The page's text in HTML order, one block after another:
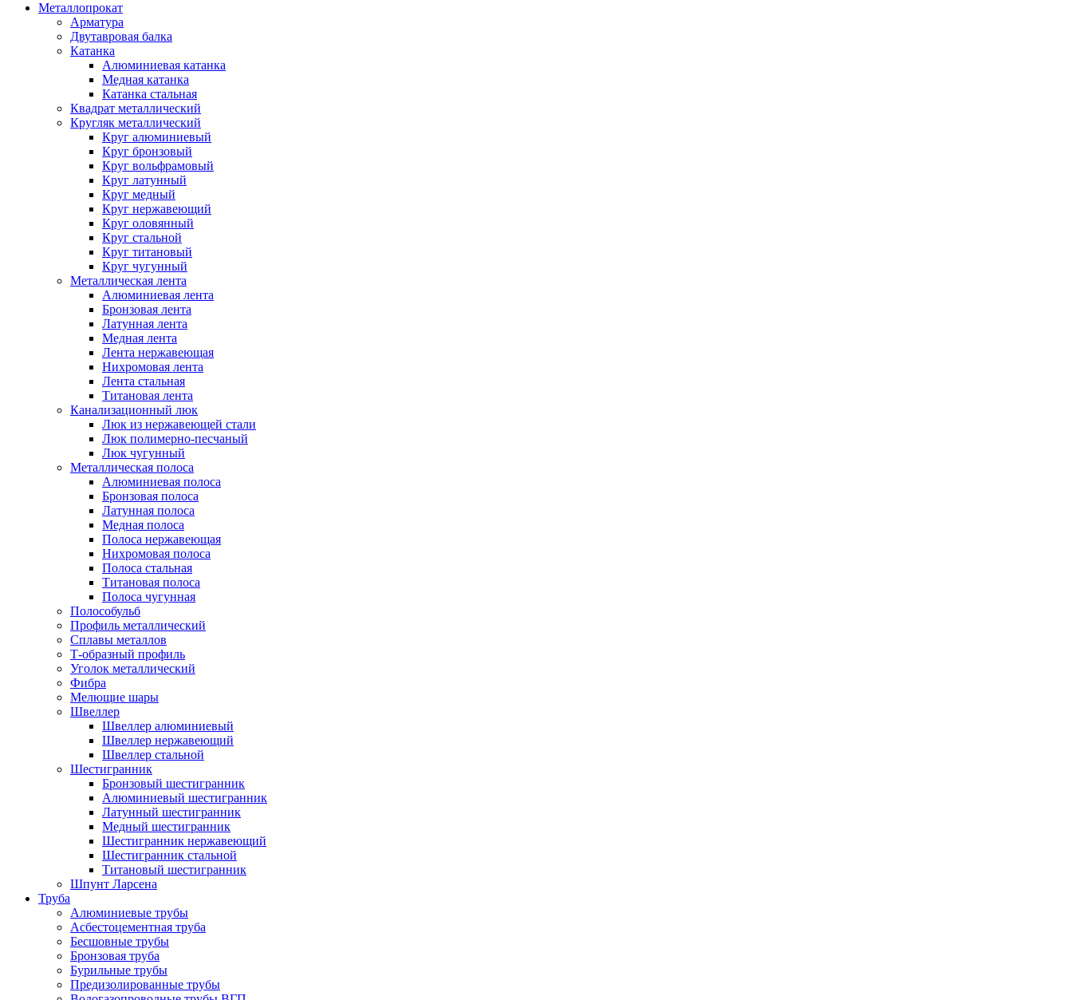
Металлопрокат
Арматура
Двутавровая балка
Катанка
Алюминиевая катанка
Медная катанка
Катанка стальная
Квадрат металлический
Кругляк металлический
Круг алюминиевый
Круг бронзовый
Круг вольфрамовый
Круг латунный
Круг медный
Круг нержавеющий
Круг оловянный
Круг стальной
Круг титановый
Круг чугунный
Металлическая лента
Алюминиевая лента
Бронзовая лента
Латунная лента
Медная лента
Лента нержавеющая
Нихромовая лента
Лента стальная
Титановая лента
Канализационный люк
Люк из нержавеющей стали
Люк полимерно-песчаный
Люк чугунный
Металлическая полоса
Алюминиевая полоса
Бронзовая полоса
Латунная полоса
Медная полоса
Полоса нержавеющая
Нихромовая полоса
Полоса стальная
Титановая полоса
Полоса чугунная
Полособульб
Профиль металлический
Сплавы металлов
Т-образный профиль
Уголок металлический
Фибра
Мелющие шары
Швеллер
Швеллер алюминиевый
Швеллер нержавеющий
Швеллер стальной
Шестигранник
Бронзовый шестигранник
Алюминиевый шестигранник
Латунный шестигранник
Медный шестигранник
Шестигранник нержавеющий
Шестигранник стальной
Титановый шестигранник
Шпунт Ларсена
Труба
Алюминиевые трубы
Асбестоцементная труба
Бесшовные трубы
Бронзовая труба
Бурильные трубы
Предизолированные трубы